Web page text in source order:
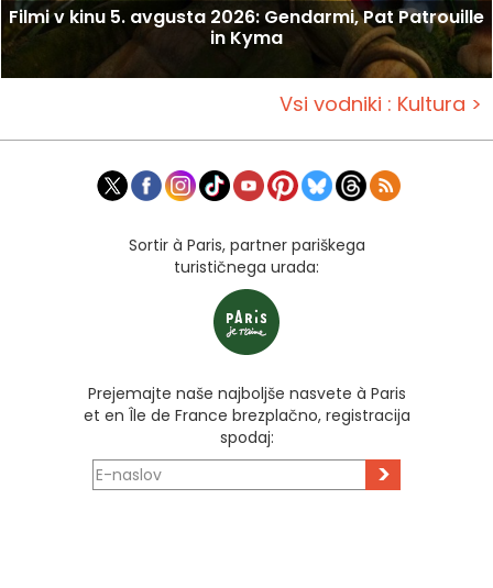
Filmi v kinu 5. avgusta 2026: Gendarmi, Pat Patrouille
in Kyma
Vsi vodniki : Kultura >
Sortir à Paris, partner pariškega
turističnega urada:
Prejemajte naše najboljše nasvete à Paris
et en Île de France brezplačno, registracija
spodaj:
>